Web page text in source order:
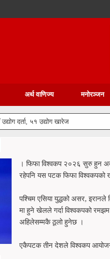
अर्थ वाणिज्य मनोरञ्जन
जलविद्युत् आयोजनाको सुरुङ निर्माण
। फिफा विश्वकप २०२६ सुरु हुन
रहेपनि यस पटक फिफा विश्वकपको
पश्चिम एसिया युद्धको असर,
मा हुने खेलले गर्दा विश्वकपको
अहिलेसम्मकै ठूलो हुनेछ ।
एकैपटक तीन देशले विश्वकप